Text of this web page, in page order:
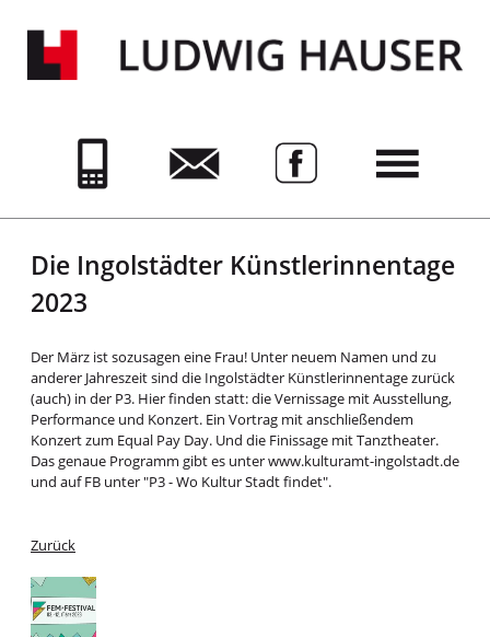
Die Ingolstädter Künstlerinnentage
2023
Der März ist sozusagen eine Frau! Unter neuem Namen und zu
anderer Jahreszeit sind die Ingolstädter Künstlerinnentage zurück
(auch) in der P3. Hier finden statt: die Vernissage mit Ausstellung,
Performance und Konzert. Ein Vortrag mit anschließendem
Konzert zum Equal Pay Day. Und die Finissage mit Tanztheater.
Das genaue Programm gibt es unter www.kulturamt-ingolstadt.de
und auf FB unter "P3 - Wo Kultur Stadt findet".
Zurück